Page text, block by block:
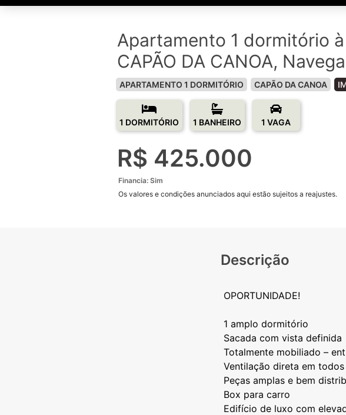
Apartamento 1 dormitório
CAPÃO DA CANOA,
APARTAMENTO 1 DORMITÓRIO CAPÃO DA CANOA
1 DORMITÓRIO 1 BANHEIRO 1 VAGA
R$ 425.000
Financia: Sim
Os valores e condições anunciados aqui estão sujeitos a reajustes.
Descrição
OPORTUNIDADE!
1 amplo dormitório
Sacada com vista definida
Totalmente mobiliado –
Ventilação direta em
Peças amplas e bem
Box para carro
Edifício de luxo com